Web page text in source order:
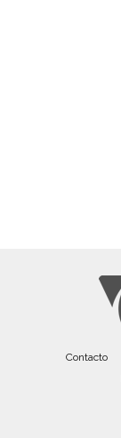
Contacto